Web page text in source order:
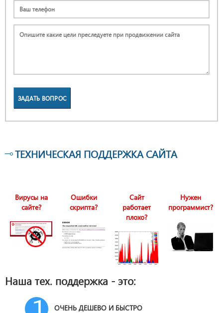
ЗАДАТЬ ВОПРОС
ТЕХНИЧЕСКАЯ ПОДДЕРЖКА САЙТА
Вирусы на
сайте?
Ошибки
скрипта?
Сайт
работает
плохо?
Нужен
программист?
Наша тех. поддержка - это:
ОЧЕНЬ ДЕШЕВО И БЫСТРО